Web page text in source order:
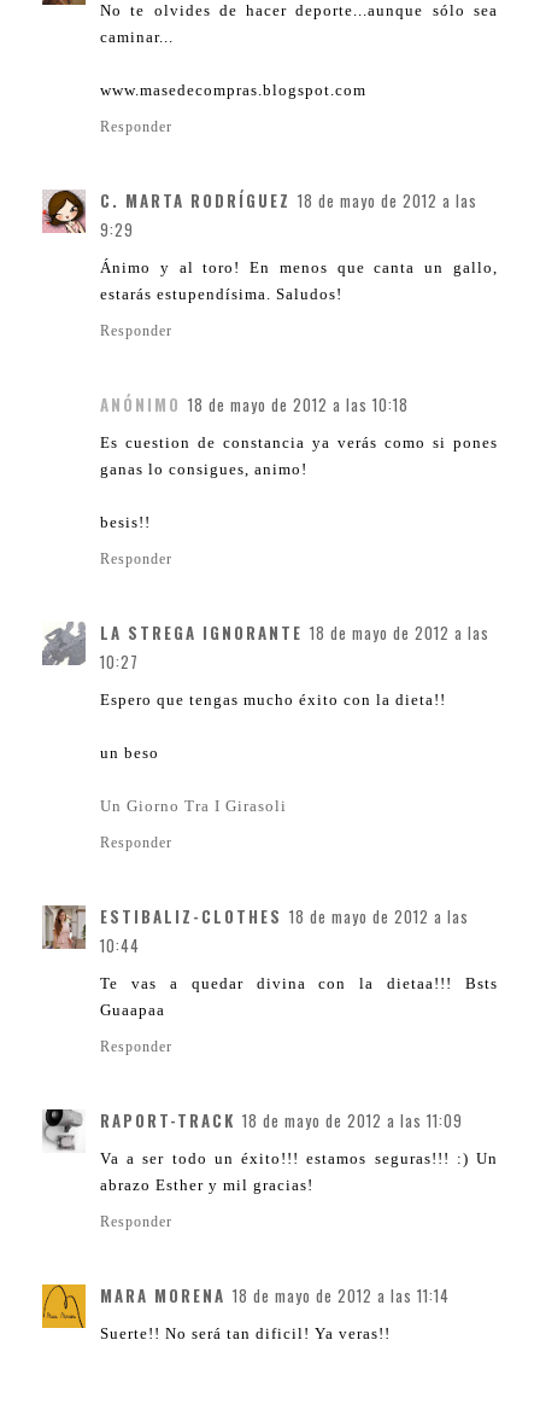
No te olvides de hacer deporte...aunque sólo sea
caminar...
www.masedecompras.blogspot.com
Responder
C. MARTA RODRÍGUEZ 18 de mayo de 2012 a las
9:29
Ánimo y al toro! En menos que canta un gallo,
estarás estupendísima. Saludos!
Responder
ANÓNIMO 18 de mayo de 2012 a las 10:18
Es cuestion de constancia ya verás como si pones
ganas lo consigues, animo!
besis!!
Responder
LA STREGA IGNORANTE 18 de mayo de 2012 a las
10:27
Espero que tengas mucho éxito con la dieta!!
un beso
Un Giorno Tra I Girasoli
Responder
ESTIBALIZ-CLOTHES 18 de mayo de 2012 a las
10:44
Te vas a quedar divina con la dietaa!!! Bsts
Guaapaa
Responder
RAPORT-TRACK 18 de mayo de 2012 a las 11:09
Va a ser todo un éxito!!! estamos seguras!!! :) Un
abrazo Esther y mil gracias!
Responder
MARA MORENA 18 de mayo de 2012 a las 11:14
Suerte!! No será tan dificil! Ya veras!!